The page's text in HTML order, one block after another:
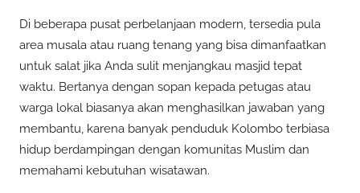
Di beberapa pusat perbelanjaan modern, tersedia pula
area musala atau ruang tenang yang bisa dimanfaatkan
untuk salat jika Anda sulit menjangkau masjid tepat
waktu. Bertanya dengan sopan kepada petugas atau
warga lokal biasanya akan menghasilkan jawaban yang
membantu, karena banyak penduduk Kolombo terbiasa
hidup berdampingan dengan komunitas Muslim dan
memahami kebutuhan wisatawan.